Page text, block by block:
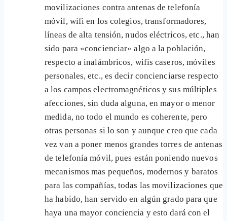
movilizaciones contra antenas de telefonía
móvil, wifi en los colegios, transformadores,
líneas de alta tensión, nudos eléctricos, etc., han
sido para «concienciar» algo a la población,
respecto a inalámbricos, wifis caseros, móviles
personales, etc., es decir concienciarse respecto
a los campos electromagnéticos y sus múltiples
afecciones, sin duda alguna, en mayor o menor
medida, no todo el mundo es coherente, pero
otras personas si lo son y aunque creo que cada
vez van a poner menos grandes torres de antenas
de telefonía móvil, pues están poniendo nuevos
mecanismos mas pequeños, modernos y baratos
para las compañías, todas las movilizaciones que
ha habido, han servido en algún grado para que
haya una mayor conciencia y esto dará con el